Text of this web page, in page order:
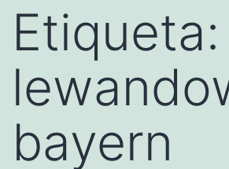
Etiqueta:
bayern